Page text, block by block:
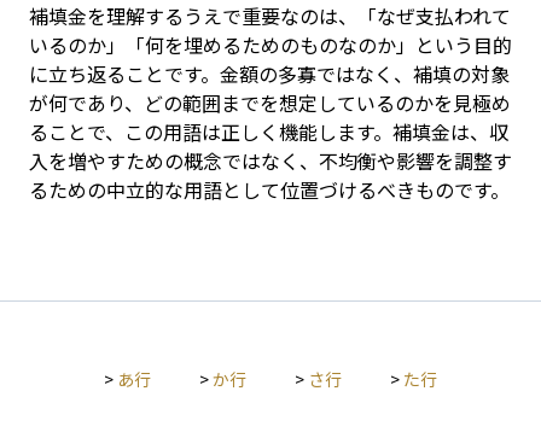
補填金を理解するうえで重要なのは、「なぜ支払われて
いるのか」「何を埋めるためのものなのか」という目的
に立ち返ることです。金額の多寡ではなく、補填の対象
が何であり、どの範囲までを想定しているのかを見極め
ることで、この用語は正しく機能します。補填金は、収
入を増やすための概念ではなく、不均衡や影響を調整す
るための中立的な用語として位置づけるべきものです。
> あ行 >か行 > さ行 > た行